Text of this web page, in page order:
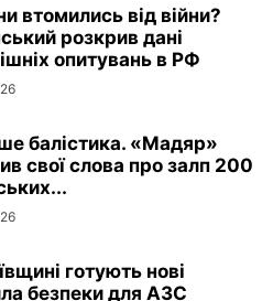
втомились від війни?
розкрив дані
опитувань в РФ
балістика. «Мадяр»
свої слова про залп 200
готують нові
безпеки для АЗС